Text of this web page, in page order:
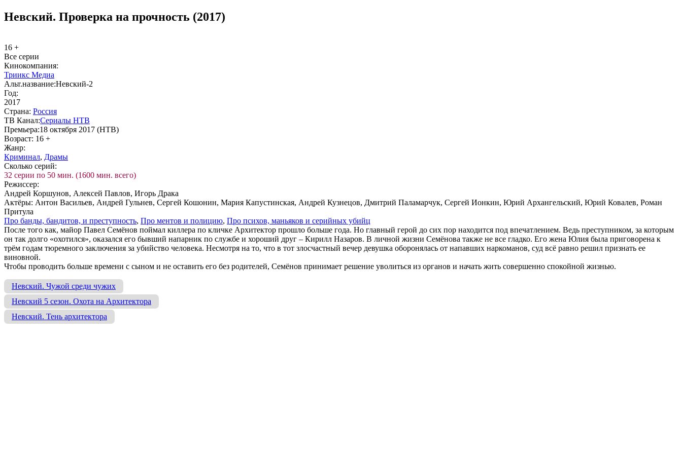
Невский. Проверка на прочность (2017)
16 +
Все серии
Ки­но­ком­па­ния:
Триикс Медиа
Альт.на­зва­ние:Невский-2
Год:
2017
Стра­на: Рос­сия
ТВ Ка­нал:Се­риа­лы НТВ
Пре­мье­ра:18 октября 2017 (НТВ)
Воз­раст: 16 +
Жанр:
Кри­ми­нал, Дра­мы
Сколь­ко се­рий:
32 серии по 50 мин. (1600 мин. всего)
Ре­жис­сер:
Андрей Коршунов, Алексей Павлов, Игорь Драка
Ак­тё­ры: Антон Васильев, Андрей Гульнев, Сергей Кошонин, Мария Капустинская, Андрей Кузнецов, Дмитрий Паламарчук, Сергей Ионкин, Юрий Архангельский, Юрий Ковалев, Роман
Притула
Про бан­ды, бан­ди­тов, и пре­ступ­ность, Про мен­тов и по­ли­цию, Про пси­хов, мань­я­ков и се­рий­ных убийц
После того как, майор Павел Семёнов поймал киллера по кличке Архитектор прошло больше года. Но главный герой до сих пор находится под впечатлением. Ведь преступником, за которым
он так долго «охотился», оказался его бывший напарник по службе и хороший друг – Кирилл Назаров. В личной жизни Семёнова также не все гладко. Его жена Юлия была приговорена к
трём годам тюремного заключения за убийство человека. Несмотря на то, что в тот злосчастный вечер девушка оборонялась от напавших наркоманов, суд всё равно решил признать ее
виновной.
Чтобы проводить больше времени с сыном и не оставить его без родителей, Семёнов принимает решение уволиться из органов и начать жить совершенно спокойной жизнью.
Невский. Чужой среди чужих
Невский 5 сезон. Охота на Архитектора
Невский. Тень архитектора